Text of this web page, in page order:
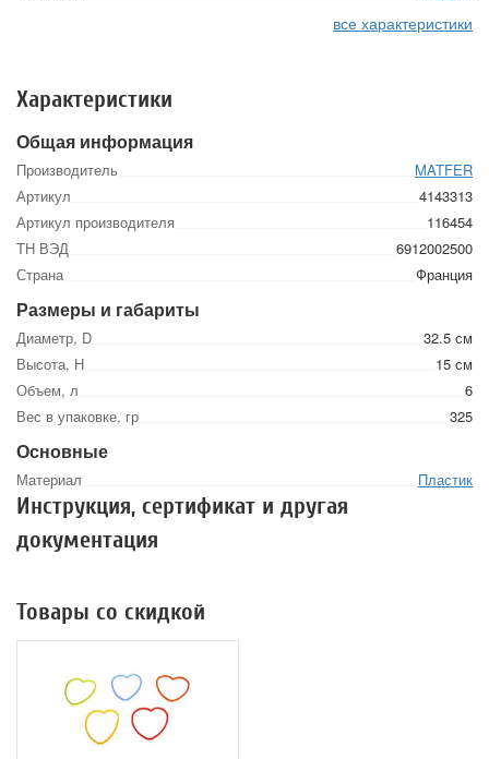
все характеристики
Характеристики
Общая информация
Производитель
MATFER
Артикул
4143313
Артикул производителя
116454
ТН ВЭД
6912002500
Страна
Франция
Размеры и габариты
Диаметр, D
32.5 см
Высота, Н
15 см
Объем, л
6
Вес в упаковке, гр
325
Основные
Материал Пластик
Инструкция, сертификат и другая
документация
Товары со скидкой